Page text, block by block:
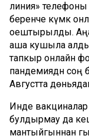
линия» телефоны
беренче күмәк
оештырылды.
аша кушыла
тапкыр онлайн
пандемиядән
Августта
Инде вакциналар
булдырмау да
мантыйгыннан